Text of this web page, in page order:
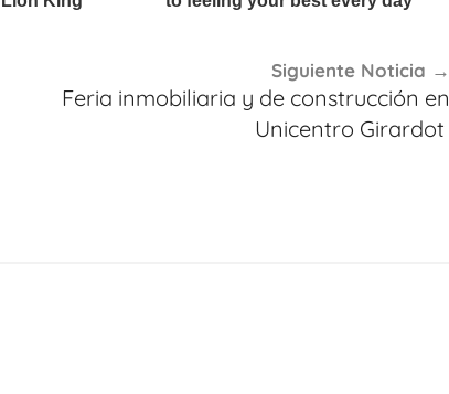
Siguiente Noticia
Feria inmobiliaria y de construcción en
Unicentro Girardot